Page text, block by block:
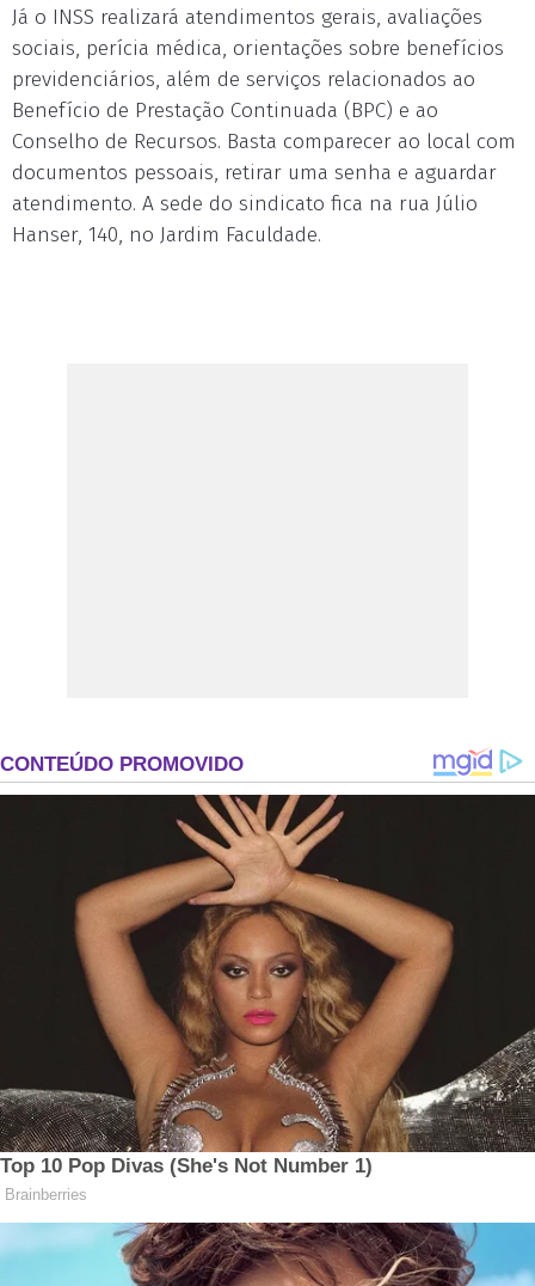
Já o INSS realizará atendimentos gerais, avaliações
sociais, perícia médica, orientações sobre benefícios
previdenciários, além de serviços relacionados ao
Benefício de Prestação Continuada (BPC) e ao
Conselho de Recursos. Basta comparecer ao local com
documentos pessoais, retirar uma senha e aguardar
atendimento. A sede do sindicato fica na rua Júlio
Hanser, 140, no Jardim Faculdade.